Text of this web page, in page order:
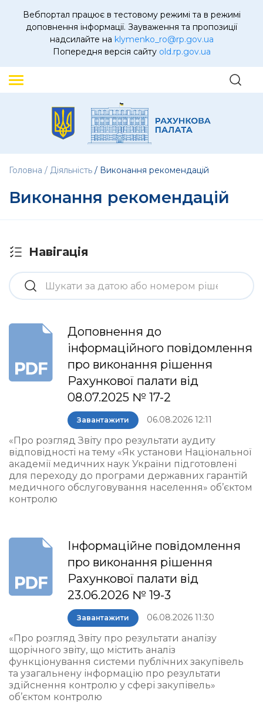
Вебпортал працює в тестовому режимі та в режимі
доповнення інформації. Зауваження та пропозиції
надсилайте на klymenko_ro@rp.gov.ua
Попередня версія сайту old.rp.gov.ua
Головна Діяльність Виконання рекомендацій
Виконання рекомендацій
Навігація
Доповнення до
інформаційного повідомлення
про виконання рішення
Рахункової палати від
08.07.2025 № 17-2
Завантажити 06.08.2026 12:11
«Про розгляд Звіту про результати аудиту
відповідності на тему «Як установи Національної
академії медичних наук України підготовлені
для переходу до програми державних гарантій
медичного обслуговування населення» об’єктом
контролю
Інформаційне повідомлення
про виконання рішення
Рахункової палати від
23.06.2026 № 19-3
Завантажити 06.08.2026 11:30
«Про розгляд Звіту про результати аналізу
щорічного звіту, що містить аналіз
функціонування системи публічних закупівель
та узагальнену інформацію про результати
здійснення контролю у сфері закупівель»
об’єктом контролю